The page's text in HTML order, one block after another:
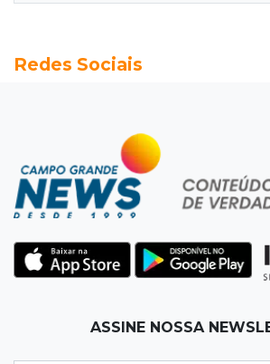
que prefeito agride mulheres
Mãe narra emboscada e diz ter
antes de bebê desaparecer
11:28 Audiência de custódia
em acidente que matou eletricista
Preso há quase 1 semana, ex-
Redes Sociais
ASSINE NOSSA